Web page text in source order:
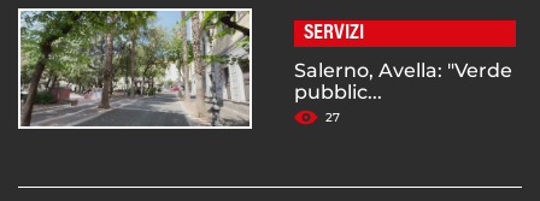
SERVIZI
Salerno, Avella: "Verde
pubblic...
27